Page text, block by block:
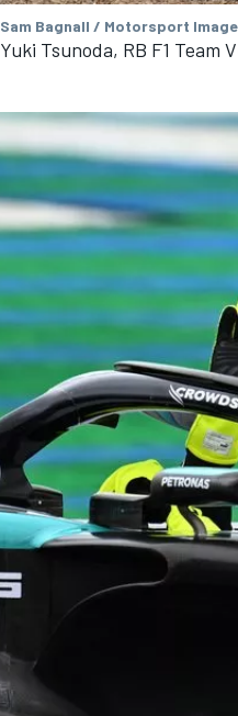
Sam Bagnall / Motorsport
Yuki Tsunoda, RB F1 Team